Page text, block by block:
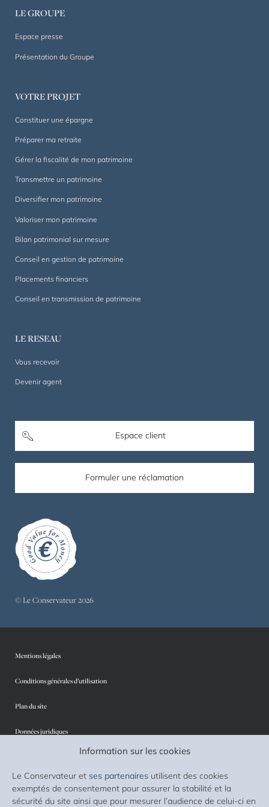
Information sur les cookies
Le Conservateur et ses partenaires utilisent des cookies
exemptés de consentement pour assurer la stabilité et la
sécurité du site ainsi que pour mesurer l’audience de celui-ci en
LE GROUPE
Espace presse
Présentation du Groupe
VOTRE PROJET
Constituer une épargne
Préparer ma retraite
Gérer la fiscalité de mon patrimoine
Transmettre un patrimoine
Diversifier mon patrimoine
Valoriser mon patrimoine
Bilan patrimonial sur mesure
Conseil en gestion de patrimoine
Placements financiers
Conseil en transmission de patrimoine
LE RESEAU
Vous recevoir
Devenir agent
Espace client
Formuler une réclamation
© Le Conservateur 2026
Mentions légales
Conditions générales d’utilisation
Plan du site
Données juridiques
Protection des données personnelles
Sécurité